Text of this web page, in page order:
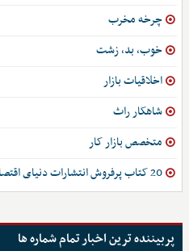
چرخه مخرب
خوب، بد، زشت
اخلاقیات بازار
شاهکار راث
متخصص بازار کار
20 کتاب پرفروش انتشارات دنیای اقتصاد
پربیننده ترین اخبار تمام شماره ها